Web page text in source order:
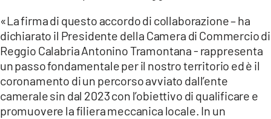
ANDROID
APPLE
«La firma di questo accordo di collaborazione – ha
dichiarato il Presidente della Camera di Commercio di
Reggio Calabria Antonino Tramontana - rappresenta
un passo fondamentale per il nostro territorio ed è il
coronamento di un percorso avviato dall’ente
camerale sin dal 2023 con l’obiettivo di qualificare e
promuovere la filiera meccanica locale. In un